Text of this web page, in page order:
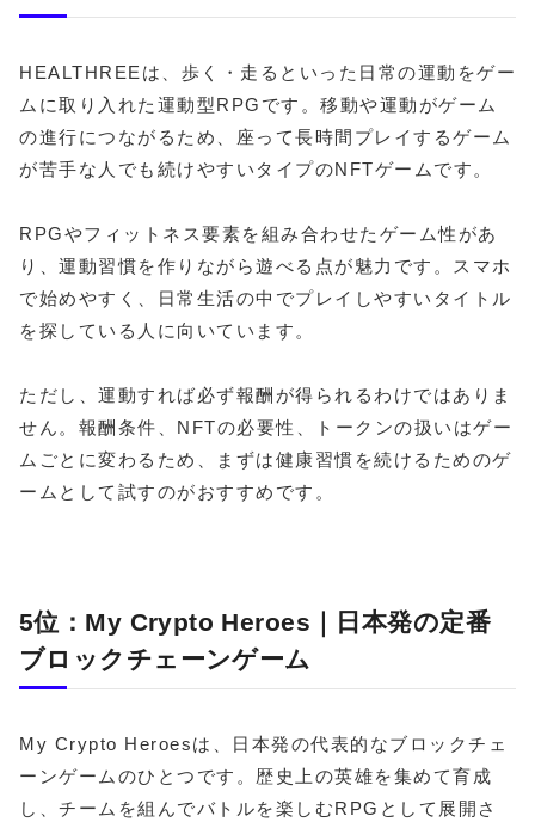
HEALTHREEは、歩く・走るといった日常の運動をゲー
ムに取り入れた運動型RPGです。移動や運動がゲーム
の進行につながるため、座って長時間プレイするゲーム
が苦手な人でも続けやすいタイプのNFTゲームです。
RPGやフィットネス要素を組み合わせたゲーム性があ
り、運動習慣を作りながら遊べる点が魅力です。スマホ
で始めやすく、日常生活の中でプレイしやすいタイトル
を探している人に向いています。
ただし、運動すれば必ず報酬が得られるわけではありま
せん。報酬条件、NFTの必要性、トークンの扱いはゲー
ムごとに変わるため、まずは健康習慣を続けるためのゲ
ームとして試すのがおすすめです。
5位：My Crypto Heroes｜日本発の定番
ブロックチェーンゲーム
My Crypto Heroesは、日本発の代表的なブロックチェ
ーンゲームのひとつです。歴史上の英雄を集めて育成
し、チームを組んでバトルを楽しむRPGとして展開さ